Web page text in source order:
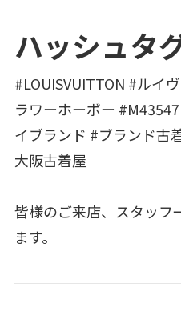
ハッシュタ
#LOUISVUITTON #ルイ
ラワーホーボー
イブランド #ブランド古
大阪古着屋
皆様のご来店、スタッフ
ます。